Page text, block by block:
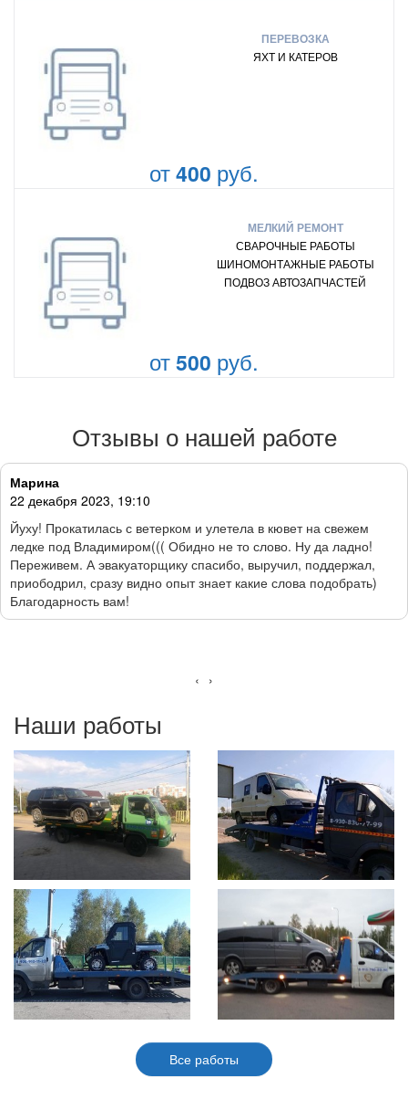
ПЕРЕВОЗКА
ЯХТ И КАТЕРОВ
от400 руб.
МЕЛКИЙ РЕМОНТ
СВАРОЧНЫЕ РАБОТЫ
ШИНОМОНТАЖНЫЕ РАБОТЫ
ПОДВОЗ АВТОЗАПЧАСТЕЙ
от500 руб.
Отзывы о нашей работе
Марина
22 декабря 2023, 19:10
Йуху! Прокатилась с ветерком и улетела в кювет на свежем
ледке под Владимиром((( Обидно не то слово. Ну да ладно!
Переживем. А эвакуаторщику спасибо, выручил, поддержал,
приободрил, сразу видно опыт знает какие слова подобрать)
Благодарность вам!
‹ ›
Наши работы
Все работы